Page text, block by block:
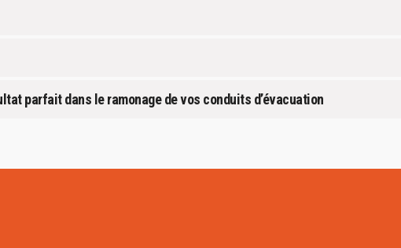
parfait dans le ramonage de vos conduits d’évacuation